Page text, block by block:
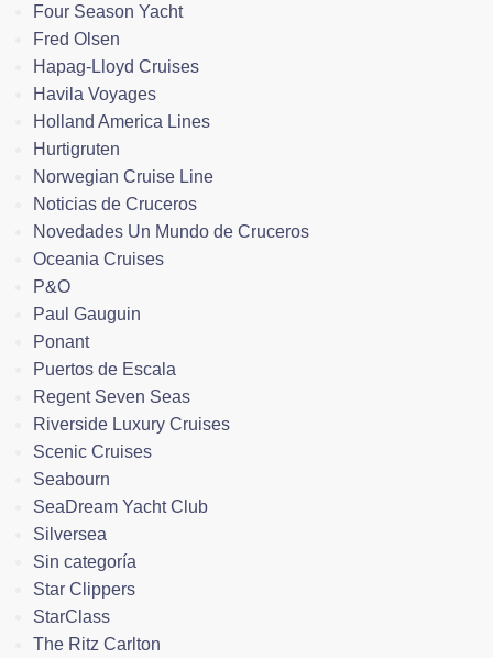
Four Season Yacht
Fred Olsen
Hapag-Lloyd Cruises
Havila Voyages
Holland America Lines
Hurtigruten
Norwegian Cruise Line
Noticias de Cruceros
Novedades Un Mundo de Cruceros
Oceania Cruises
P&O
Paul Gauguin
Ponant
Puertos de Escala
Regent Seven Seas
Riverside Luxury Cruises
Scenic Cruises
Seabourn
SeaDream Yacht Club
Silversea
Sin categoría
Star Clippers
StarClass
The Ritz Carlton